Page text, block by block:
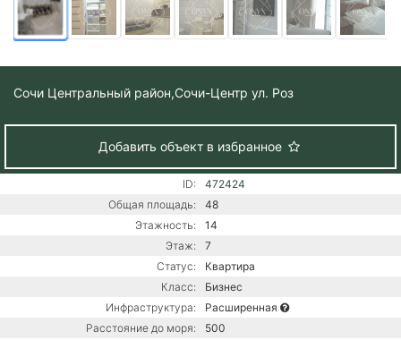
Сочи Центральный район,Сочи-Центр ул. Роз
Добавить объект в избранное
ID:
472424
Общая площадь:
48
Этажность:
14
Этаж:
7
Статус:
Квартира
Класс:
Бизнес
Инфраструктура:
Расширенная
Расстояние до моря:
500